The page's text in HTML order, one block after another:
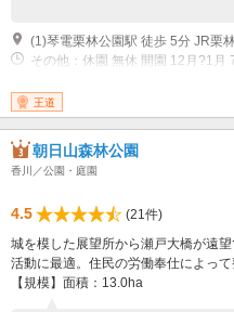
その他：休園 無休 開園 12月?1月
6:30?18:00 開園 4月?5月
5:30?18:30 開園 10月 6:00?17:30
王道
朝日山森林公園
香川／公園・庭園
4.5
(21件)
城を模した展望所から瀬戸大橋が遠
活動に最適。住民の労働奉仕によっ
【規模】面積：13.0ha